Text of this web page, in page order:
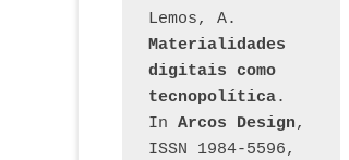
Materialidades
digitais como
tecnopolítica.
In Arcos Design,
ISSN 1984-5596,